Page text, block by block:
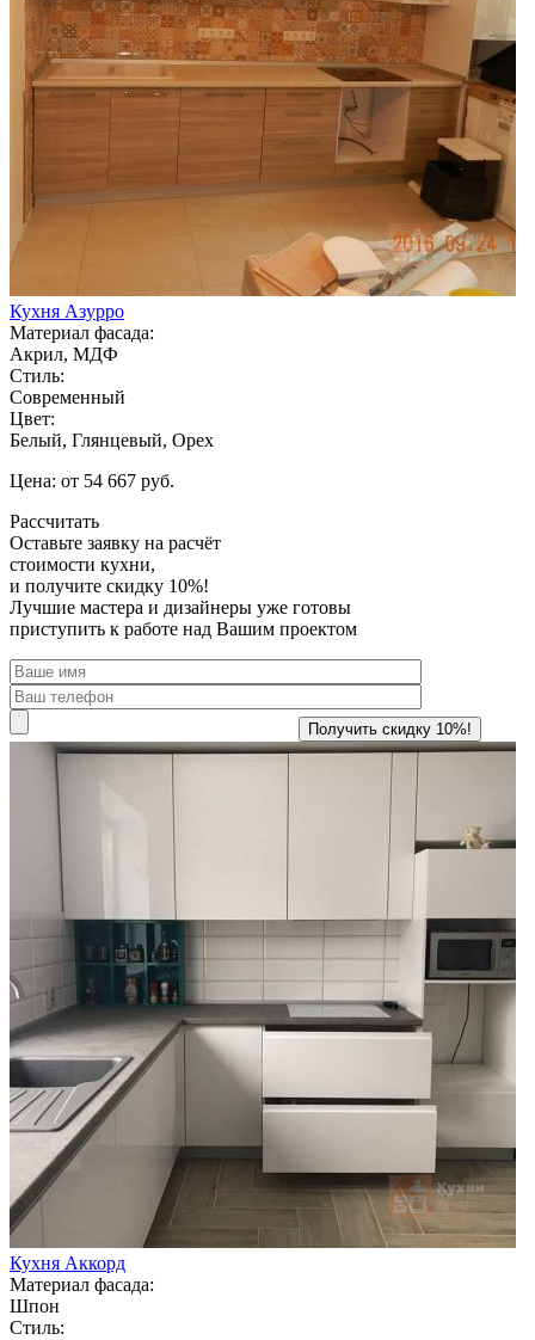
Кухня Азурро
Материал фасада:
Акрил, МДФ
Стиль:
Современный
Цвет:
Белый, Глянцевый, Орех
Цена: от 54 667 руб.
Рассчитать
Оставьте заявку на расчёт
стоимости кухни,
и получите скидку 10%!
Лучшие мастера и дизайнеры уже готовы
приступить к работе над Вашим проектом
Кухня Аккорд
Материал фасада:
Шпон
Стиль: